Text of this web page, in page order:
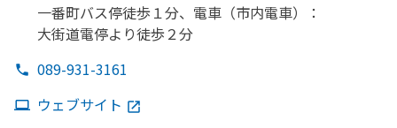
一番町バス停徒歩１分、 電車 （市内電車）
：
大街道電停より徒歩２分
089-931-3161
ウェブサイト